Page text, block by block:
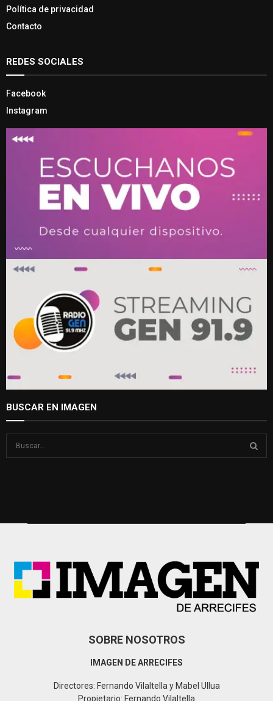
Política de privacidad
Contacto
REDES SOCIALES
Facebook
Instagram
BUSCAR EN IMAGEN
SOBRE NOSOTROS
IMAGEN DE ARRECIFES
Directores: Fernando Vilaltella y Mabel Ullua
Propietario: Fernando Vilaltella